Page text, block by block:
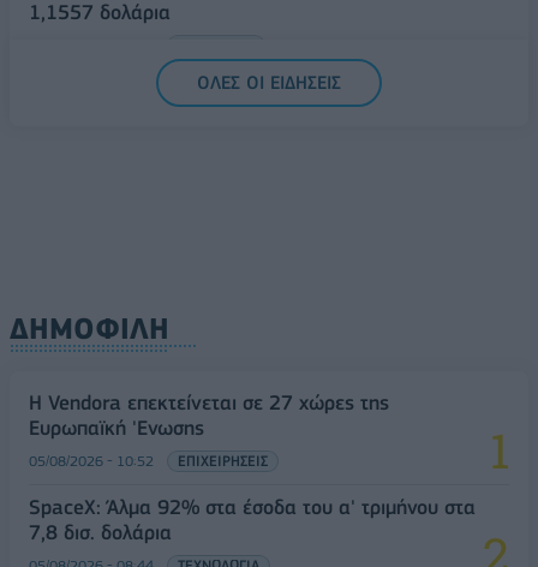
1,1557 δολάρια
ΟΛΕΣ ΟΙ ΕΙΔΗΣΕΙΣ
ΔΗΜΟΦΙΛΗ
Η Vendora επεκτείνεται σε 27 χώρες της
Ευρωπαϊκή 'Ενωσης
05/08/2026 - 10:52 ΕΠΙΧΕΙΡΗΣΕΙΣ
SpaceX: Άλμα 92% στα έσοδα του α' τριμήνου στα
7,8 δισ. δολάρια